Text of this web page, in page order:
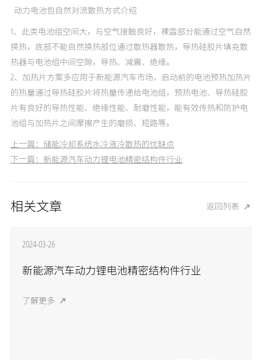
动力电池包自然对流散热方式介绍
1、此类电池组空间大，与空气接触良好，裸露部分能通过空气自然
换热，底部不能自然换热部位通过散热器散热，导热硅胶片填充散
热器与电池组中间空隙，导热、减震、绝缘。
2、加热片方案多应用于新能源汽车市场，启动前的电池预热加热片
的热量通过导热硅胶片将热量传递给电池组，预热电池、导热硅胶
片有良好的导热性能、绝缘性能、耐磨性能，能有效传热和防护电
池组与加热片之间摩擦产生的磨损、短路等。
上一篇： 储能冷却系统水冷液冷散热的优缺点
下一篇： 新能源汽车动力锂电池精密结构件行业
相关文章 返回列表
2024-03-26
新能源汽车动力锂电池精密结构件行业
了解更多